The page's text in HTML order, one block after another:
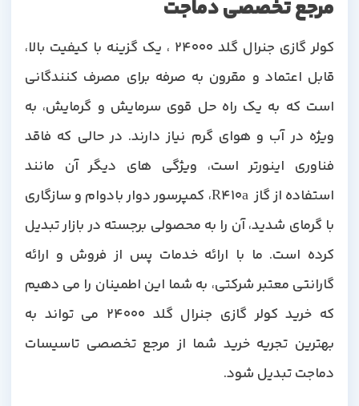
مرجع تخصصی دماجت
کولر گازی جنرال گلد 24000 ، یک گزینه با کیفیت بالا،
قابل اعتماد و مقرون به صرفه برای مصرف کنندگانی
است که به یک راه حل قوی سرمایش و گرمایش، به
ویژه در آب و هوای گرم نیاز دارند. در حالی که فاقد
فناوری اینورتر است، ویژگی های دیگر آن مانند
استفاده از گاز R410a، کمپرسور دوار بادوام و سازگاری
با گرمای شدید، آن را به محصولی برجسته در بازار تبدیل
کرده است. ما با ارائه خدمات پس از فروش و ارائه
گارانتی معتبر شرکتی، به شما این اطمینان را می دهیم
که خرید کولر گازی جنرال گلد 24000 می تواند به
بهترین تجریه خرید شما از مرجع تخصصی تاسیسات
دماجت تبدیل شود.